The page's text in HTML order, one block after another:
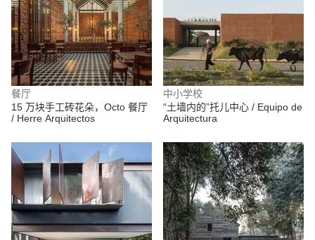
餐厅
15 万块手工砖花朵，Octo 餐厅
/ Herre Arquitectos
中小学校
“土墙内的”托儿中心 / Equipo de
Arquitectura